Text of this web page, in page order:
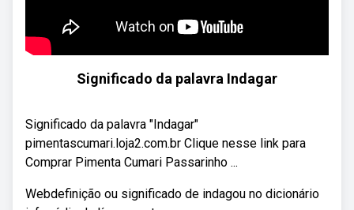
Significado da palavra Indagar
Significado da palavra "Indagar"
pimentascumari.loja2.com.br Clique nesse link para
Comprar Pimenta Cumari Passarinho ...
Webdefinição ou significado de indagou no dicionário